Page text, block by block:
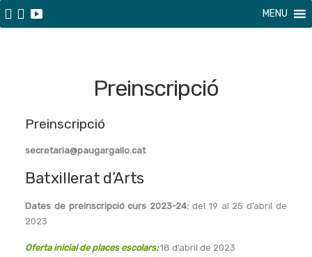
MENU
Preinscripció
Preinscripció
secretaria@paugargallo.cat
Batxillerat d’Arts
Dates de preinscripció curs 2023-24: del 19 al 25 d’abril de
2023
Oferta inicial de places escolars:18 d’abril de 2023